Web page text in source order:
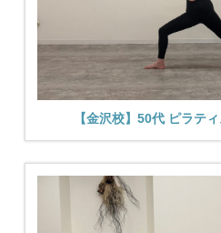
【金沢校】50代 ピラテ